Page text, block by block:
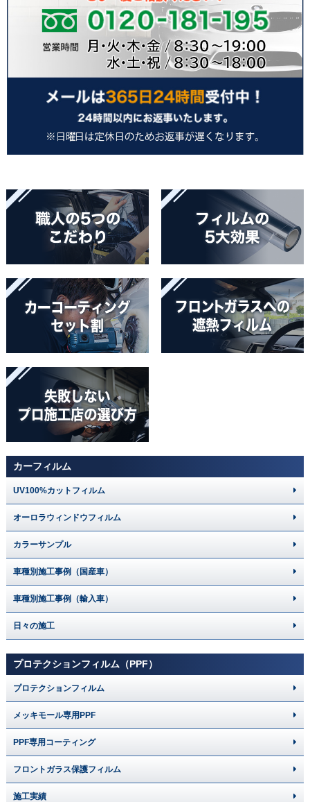
カーフィルム
UV100%カットフィルム
オーロラウィンドウフィルム
カラーサンプル
車種別施工事例（国産車）
車種別施工事例（輸入車）
日々の施工
プロテクションフィルム（PPF）
プロテクションフィルム
メッキモール専用PPF
PPF専用コーティング
フロントガラス保護フィルム
施工実績